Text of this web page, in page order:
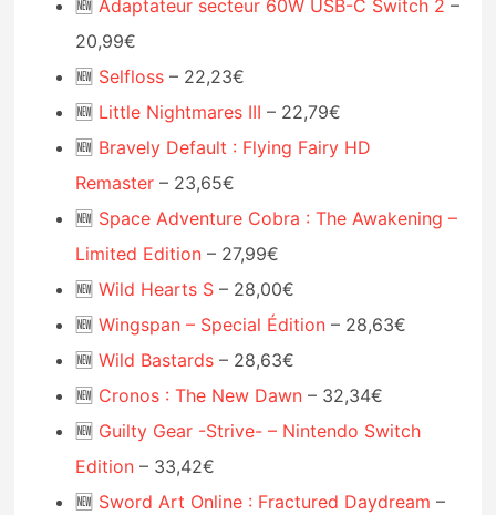
🆕Adaptateur secteur 60W USB-C Switch 2 –
20,99€
🆕 Selfloss – 22,23€
🆕 Little Nightmares III – 22,79€
🆕 Bravely Default : Flying Fairy HD
Remaster – 23,65€
🆕 Space Adventure Cobra : The Awakening –
Limited Edition – 27,99€
🆕Wild Hearts S – 28,00€
🆕Wingspan – Special Édition – 28,63€
🆕Wild Bastards – 28,63€
🆕 Cronos : The New Dawn – 32,34€
🆕 Guilty Gear -Strive- – Nintendo Switch
Edition – 33,42€
🆕 Sword Art Online : Fractured Daydream –